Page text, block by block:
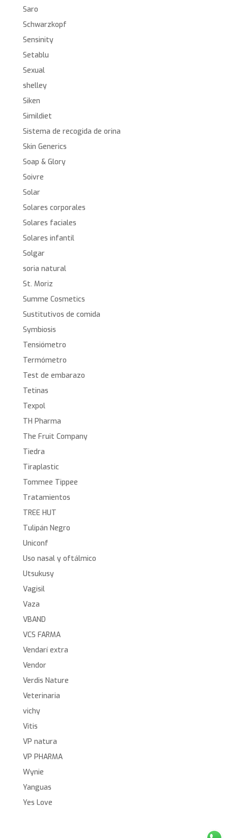
Saro
Schwarzkopf
Sensinity
Setablu
Sexual
shelley
Siken
Simildiet
Sistema de recogida de orina
Skin Generics
Soap & Glory
Soivre
Solar
Solares corporales
Solares faciales
Solares infantil
Solgar
soria natural
St. Moriz
Summe Cosmetics
Sustitutivos de comida
Symbiosis
Tensiómetro
Termómetro
Test de embarazo
Tetinas
Texpol
TH Pharma
The Fruit Company
Tiedra
Tiraplastic
Tommee Tippee
Tratamientos
TREE HUT
Tulipán Negro
Uniconf
Uso nasal y oftálmico
Utsukusy
Vagisil
Vaza
VBAND
VCS FARMA
Vendarí extra
Vendor
Verdis Nature
Veterinaria
vichy
Vitis
VP natura
VP PHARMA
Wynie
Yanguas
Yes Love